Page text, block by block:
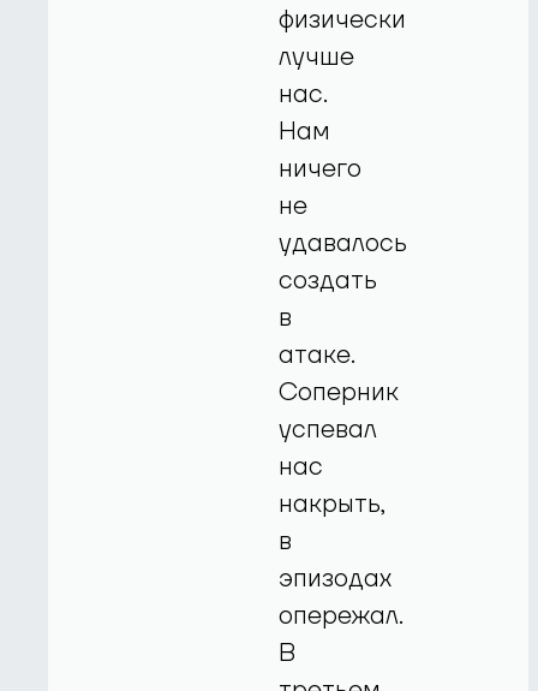
физически
лучше
нас.
Нам
ничего
не
удавалось
создать
в
атаке.
Соперник
успевал
нас
накрыть,
в
эпизодах
опережал.
В